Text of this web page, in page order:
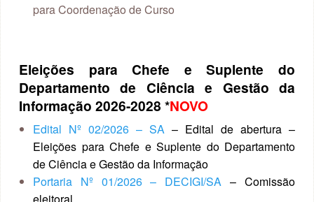
para Coordenação de Curso
Eleições para Chefe e Suplente do
Departamento de Ciência e Gestão da
Informação 2026-2028 *NOVO
Edital Nº 02/2026 – SA – Edital de abertura –
Eleições para Chefe e Suplente do Departamento
de Ciência e Gestão da Informação
Portaria Nº 01/2026 – DECIGI/SA – Comissão